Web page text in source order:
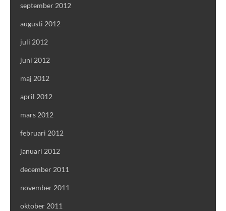
september 2012
augusti 2012
juli 2012
juni 2012
maj 2012
april 2012
mars 2012
februari 2012
januari 2012
december 2011
november 2011
oktober 2011